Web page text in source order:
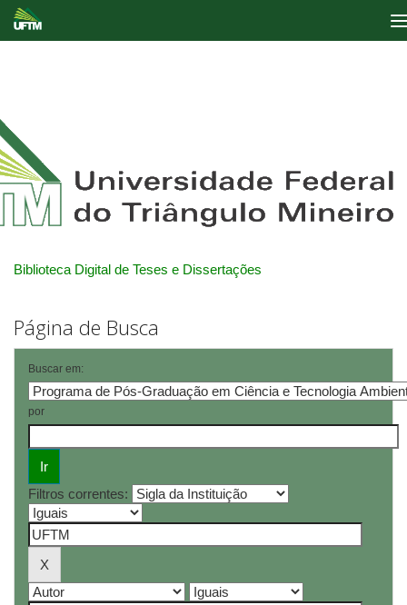
Biblioteca Digital de Teses e Dissertações
Página de Busca
Buscar em:
por
Filtros correntes: